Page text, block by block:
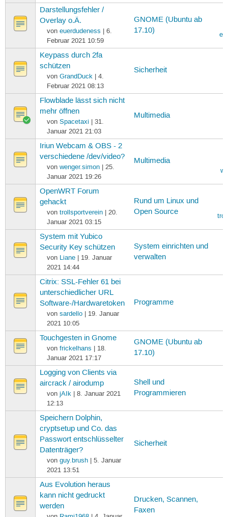
Darstellungsfehler /
Overlay o.Ä.
von euerdudeness | 6.
Februar 2021 10:59
GNOME (Ubuntu ab
17.10)
Keypass durch 2fa
schützen
von GrandDuck| 4.
Februar 2021 08:13
Sicherheit
Flowblade lässt sich nicht
mehr öffnen
von Spacetaxi | 31.
Januar 2021 21:03
Multimedia
Iriun Webcam & OBS - 2
verschiedene /dev/video?
von wenger.simon| 25.
Januar 2021 19:26
Multimedia
OpenWRT Forum
gehackt
von trollsportverein| 20.
Januar 2021 03:15
Rund um Linux und
Open Source
System mit Yubico
Security Key schützen
von Liane| 19. Januar
2021 14:44
System einrichten und
verwalten
Citrix: SSL-Fehler 61 bei
unterschiedlicher URL
Software-/Hardwaretoken
von sardello| 19. Januar
2021 10:05
Programme
Touchgesten in Gnome
von frickelhans | 18.
Januar 2021 17:17
GNOME (Ubuntu ab
17.10)
Logging von Clients via
aircrack / airodump
von jAIk| 8. Januar 2021
12:13
Shell und
Programmieren
Speichern Dolphin,
cryptsetup und Co. das
Passwort entschlüsselter
Datenträger?
von guy.brush| 5. Januar
2021 13:51
Sicherheit
Aus Evolution heraus
kann nicht gedruckt
werden
Drucken, Scannen,
Faxen